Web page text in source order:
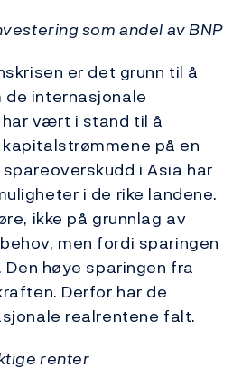
som andel av BNP
er det grunn til å
internasjonale
vært i stand til å
på en
i Asia har
i de rike landene.
ikke på grunnlag av
men fordi sparingen
høye sparingen fra
Derfor har de
realrentene falt.
renter